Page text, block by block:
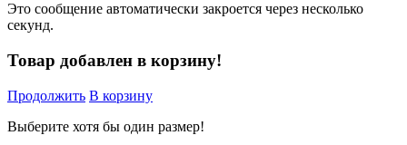
Это сообщение автоматически закроется через несколько
секунд.
Товар добавлен в корзину!
Продолжить В корзину
Выберите хотя бы один размер!